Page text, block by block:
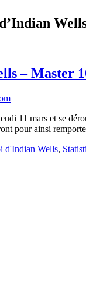
– Master
11 mars et se
pour ainsi
d'Indian Wells,